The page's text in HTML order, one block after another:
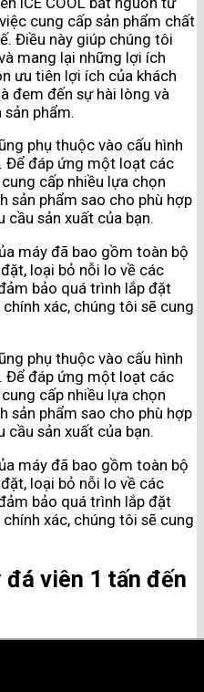
cung cấp sản phẩm chất
Điều này giúp chúng tôi
mang lại những lợi ích
ưu tiên lợi ích của khách
đem đến sự hài lòng và
phẩm.
phụ thuộc vào cấu hình
Để đáp ứng một loạt các
cấp nhiều lựa chọn
sản phẩm sao cho phù hợp
cầu sản xuất của bạn.
máy đã bao gồm toàn bộ
loại bỏ nỗi lo về các
bảo quá trình lắp đặt
xác, chúng tôi sẽ cung
phụ thuộc vào cấu hình
Để đáp ứng một loạt các
cấp nhiều lựa chọn
sản phẩm sao cho phù hợp
cầu sản xuất của bạn.
máy đã bao gồm toàn bộ
loại bỏ nỗi lo về các
bảo quá trình lắp đặt
xác, chúng tôi sẽ cung
viên 1 tấn đến